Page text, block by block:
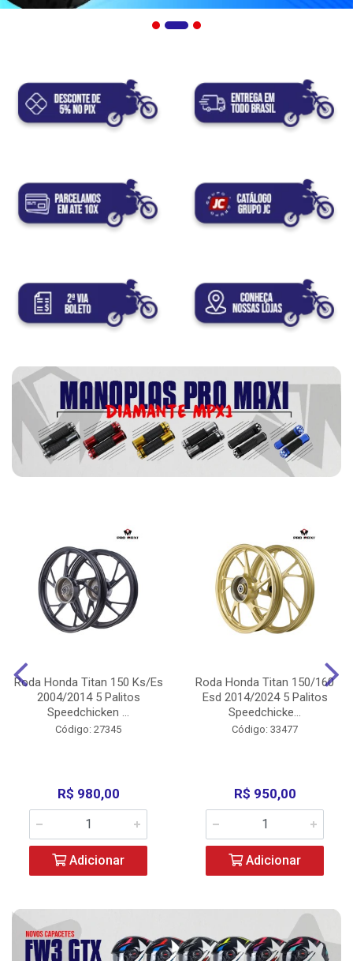
Roda Honda Titan 150 Ks/Es
2004/2014 5 Palitos
Speedchicken ...
Código: 27345
R$ 980,00
Adicionar
Roda Honda Titan 150/160
Esd 2014/2024 5 Palitos
Speedchicke...
Código: 33477
R$ 950,00
Adicionar